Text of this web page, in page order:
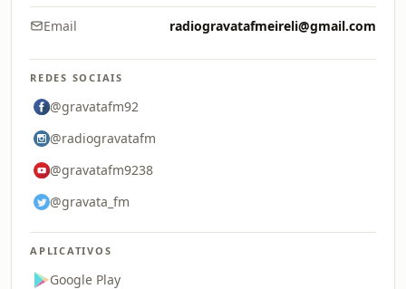
Email radiogravatafmeireli@gmail.com
REDES SOCIAIS
@gravatafm92
@radiogravatafm
@gravatafm9238
@gravata_fm
APLICATIVOS
Google Play